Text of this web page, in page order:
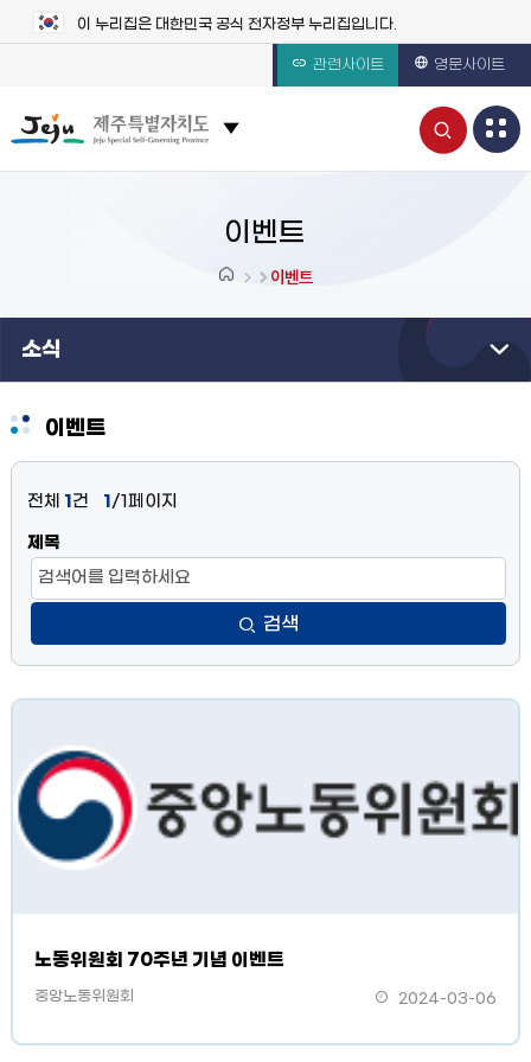
이 누리집은 대한민국 공식 전자정부 누리집입니다.
관련사이트 영문사이트
관련 사이트 목록 보기
통
합
열
이벤트
이벤트
소식
이벤트
전체 1 건 1 /1페이지
제목
검색
노동위원회 70주년 기념 이벤트
중앙노동위원회 2024-03-06